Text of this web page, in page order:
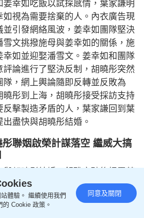
幸如吃飯以試探感情，葉家謙明
如視為需要捨棄的人。內衣廣告現
並引發網絡風波，姜幸如團隊堅決
雪文挑撥施母與姜幸如的關係，施
幸如並迎娶潘雪文。姜幸如和團隊
評論進行了堅決反制，胡曉彤突然
隊，網上輿論隨即反轉並反敗為
曉彤到上海，胡曉彤接受採訪支持
反擊製造矛盾的人，葉家謙回到葉
盡快與胡曉彤結婚。
聯姻啟榮計謀落空 繼威大搞
兩人關係的計謀落空，葉啟榮氣急
。熙妍知道葉家謙真正喜歡的是姜
體驗。 繼續使用我們
Cookie 政策。
同意及關閉